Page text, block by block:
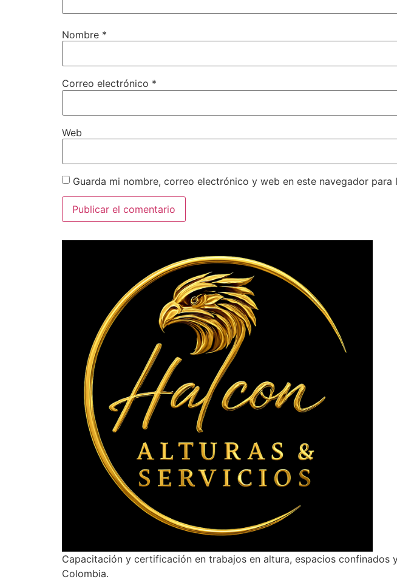
Nombre *
Correo electrónico *
Web
Guarda mi nombre, correo electrónico y web en este navegador
Capacitación y certificación en trabajos en altura, espacios
Colombia.